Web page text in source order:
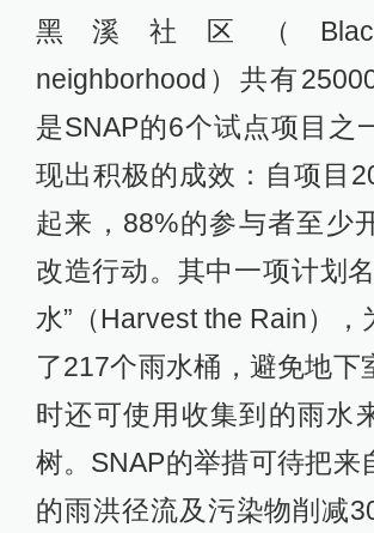
黑溪社区（
neighborhood）共有
是SNAP的6个试点项目之
现出积极的成效：自项目
起来，88%的参与者至少
改造行动。其中一项计划
水”（Harvest the Rain），
了217个雨水桶，避免地下
时还可使用收集到的雨水
树。SNAP的举措可待把来
的雨洪径流及污染物削减